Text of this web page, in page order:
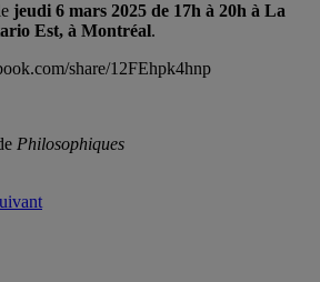
jeudi 6 mars 2025 de 17h à 20h à La
Est, à Montréal.
share/12FEhpk4hnp
Philosophiques